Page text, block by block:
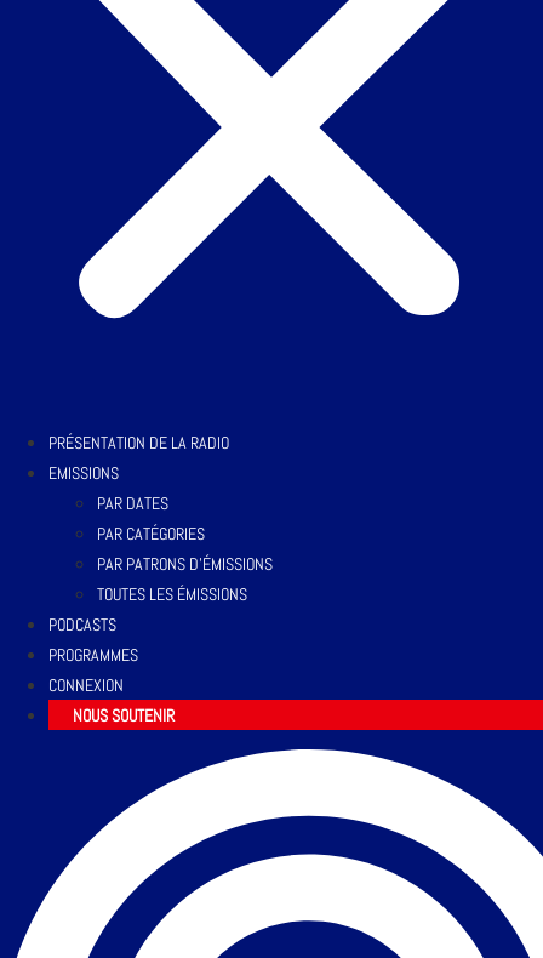
PRÉSENTATION DE LA RADIO
EMISSIONS
PAR DATES
PAR CATÉGORIES
PAR PATRONS D’ÉMISSIONS
TOUTES LES ÉMISSIONS
PODCASTS
PROGRAMMES
CONNEXION
NOUS SOUTENIR